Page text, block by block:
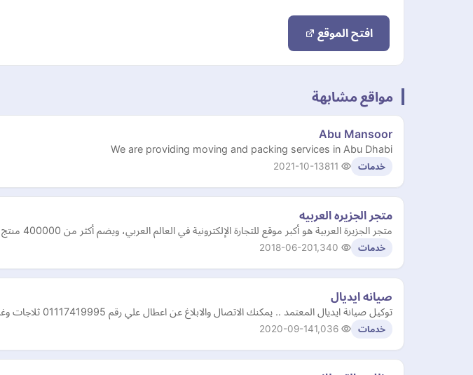
افتح الموقع
مواقع مشابهة
Abu Mansoor
We are providing moving and packing services in Abu Dhabi
خدمات 2021-10-13
متجر الجزيره العربيه
متجر الجزيرة العربية هو أكبر موقع للتجارة الإلكترونية في العالم العربي، ويضم أكثر من 400000 منتج من مختلف الفئات التي تشمل الإلكترونيات، والأزياء، والمنتجات المنزلية، والساعات، وا…
خدمات 2018-06-20
صيانه ايديال
توكيل صيانة ايديال المعتمد .. يمكنك الاتصال والابلاغ عن اعطال علي رقم 01117419995 ثلاجات وغسالات ايديال المنزلية وتحديد موعد للصيانة خلال 24 ساعة - الوكيل المعتد لصيانة ايديال في …
خدمات 2020-09-14